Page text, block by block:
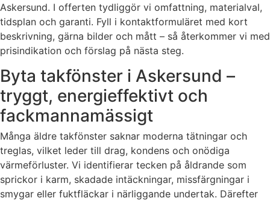
Askersund. I offerten tydliggör vi omfattning, materialval,
tidsplan och garanti. Fyll i kontaktformuläret med kort
beskrivning, gärna bilder och mått – så återkommer vi med
prisindikation och förslag på nästa steg.
Byta takfönster i Askersund –
tryggt, energieffektivt och
fackmannamässigt
Många äldre takfönster saknar moderna tätningar och
treglas, vilket leder till drag, kondens och onödiga
värmeförluster. Vi identifierar tecken på åldrande som
sprickor i karm, skadade intäckningar, missfärgningar i
smygar eller fuktfläckar i närliggande undertak. Därefter